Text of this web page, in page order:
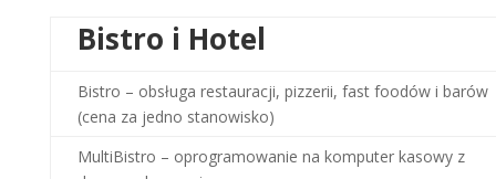
Bistro i Hotel
Bistro – obsługa restauracji, pizzerii, fast foodów i barów
(cena za jedno stanowisko)
MultiBistro – oprogramowanie na komputer kasowy z